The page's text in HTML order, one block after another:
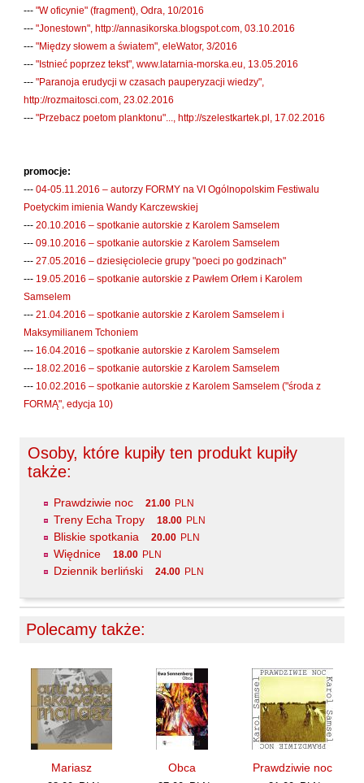
Kyrcz Jr Kazimierz
Latawiec Bogusława
Laufer Paweł
Le Men Yvon
Lech Joanna
Lime Franciszek
Lipiński Zdzisław
Liskowacki Konrad
Lisowski Krzysztof
Maciejewski Krzysztof
Maj Marek
Majzel Tomasz
Malzahn Miłka O.
Masłowiecka Agnieszka
Matlachowska-Pala Joanna
Michałowski Piotr
Mickiewicz Anna Maria
Mieczysłavsky Rafał
Mirahina Agnieszka
Mrozek Mirosław
Muszer Dariusz
Niewrzęda Krzysztof
Nowakowski Cezary
Nowakowski Jakub
Obrąpalska Grażyna
Olak Elżbieta
Olsińska Halszka
--- "W oficynie" (fragment), Odra, 10/2016
--- "Jonestown", http://annasikorska.blogspot.com, 03.10.2016
--- "Między słowem a światem", eleWator, 3/2016
--- "Istnieć poprzez tekst", www.latarnia-morska.eu, 13.05.2016
--- "Paranoja erudycji w czasach pauperyzacji wiedzy",
http://rozmaitosci.com, 23.02.2016
--- "Przebacz poetom planktonu"..., http://szelestkartek.pl, 17.02.2016
promocje:
--- 04-05.11.2016 – autorzy FORMY na VI Ogólnopolskim Festiwalu
Poetyckim imienia Wandy Karczewskiej
--- 20.10.2016 – spotkanie autorskie z Karolem Samselem
--- 09.10.2016 – spotkanie autorskie z Karolem Samselem
--- 27.05.2016 – dziesięciolecie grupy "poeci po godzinach"
--- 19.05.2016 – spotkanie autorskie z Pawłem Orłem i Karolem
Samselem
--- 21.04.2016 – spotkanie autorskie z Karolem Samselem i
Maksymilianem Tchoniem
--- 16.04.2016 – spotkanie autorskie z Karolem Samselem
--- 18.02.2016 – spotkanie autorskie z Karolem Samselem
--- 10.02.2016 – spotkanie autorskie z Karolem Samselem ("środa z
FORMĄ", edycja 10)
Osoby, które kupiły ten produkt kupiły
także:
Prawdziwie noc 21.00 PLN
Treny Echa Tropy 18.00 PLN
Bliskie spotkania 20.00 PLN
Więdnice 18.00 PLN
Dziennik berliński 24.00 PLN
Polecamy także:
Mariasz Obca Prawdziwie noc